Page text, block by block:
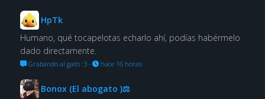
HpTk
Humano, qué tocapelotas echarlo ahí, podías habérmelo
dado directamente.
Grabando al gato :3· hace 16 horas
Bonox (El abogato )⚖